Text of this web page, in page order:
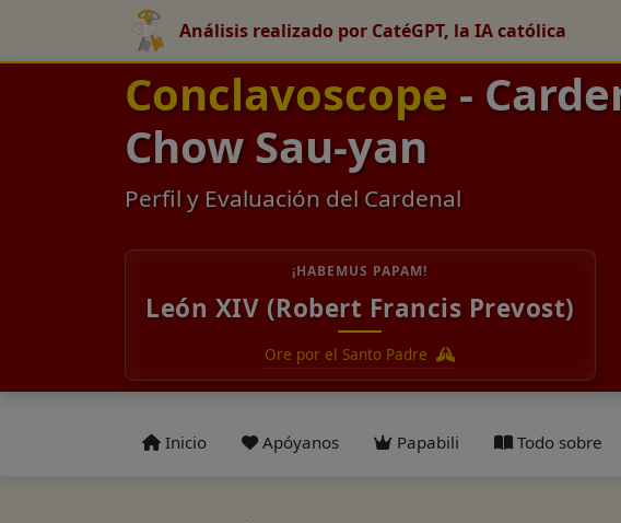
Análisis realizado por CatéGPT, la IA católica
Conclavoscope -
Chow Sau-yan
Perfil y Evaluación del Cardenal
¡HABEMUS PAPAM!
León XIV (Robert Francis Prevost)
Ore por el Santo Padre
Inicio Apóyanos Papabili Todo sobre